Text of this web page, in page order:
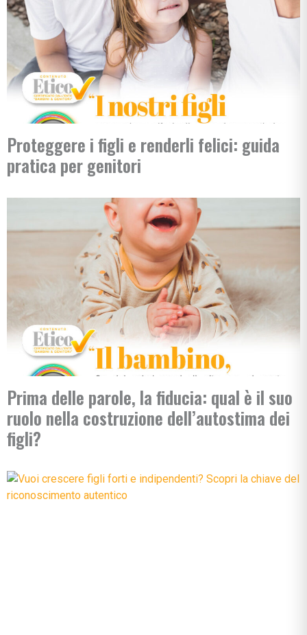
Proteggere i figli e renderli felici: guida
pratica per genitori
Prima delle parole, la fiducia: qual è il suo
ruolo nella costruzione dell’autostima dei
figli?